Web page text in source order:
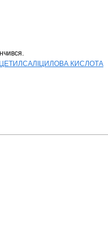
АЦЕТИЛСАЛІЦИЛОВА КИСЛОТА